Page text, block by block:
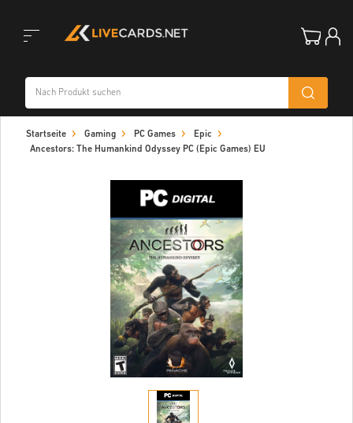
navigation
Startseite Gaming PC Games
Epic
Ancestors: The Humankind Odyssey PC (Epic Games) EU